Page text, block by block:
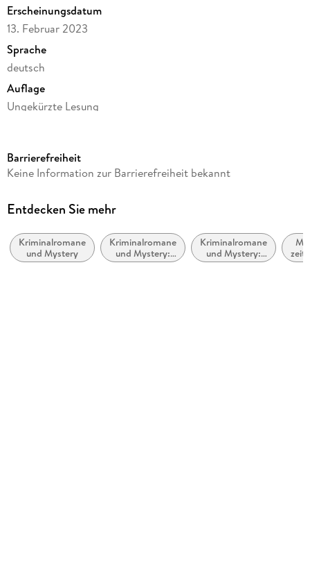
Erscheinungsdatum
13. Februar 2023
Sprache
deutsch
Auflage
Ungekürzte Lesung
Dateigröße
Laufzeit
Reihe
Pierre Durand, 4
Barrierefreiheit
Keine Information zur Barrierefreiheit bekannt
Entdecken Sie mehr
Kriminalromane
und Mystery
Kriminalromane
und Mystery:
Cosy Mystery
Kriminalromane
und Mystery:
Polizeiarbeit &